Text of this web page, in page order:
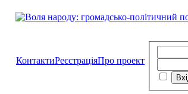
КонтактиРеєстраціяПро проект